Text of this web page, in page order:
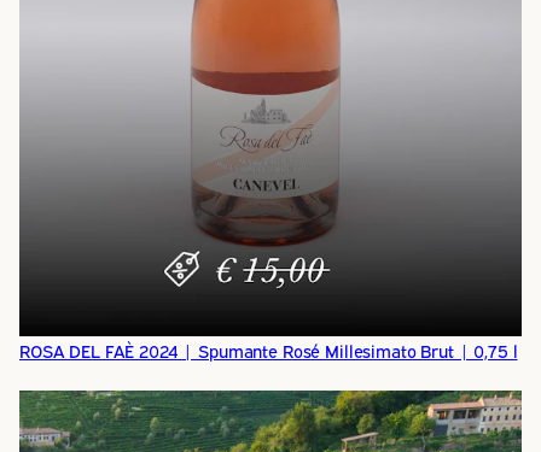
ROSA DEL FAÈ 2024 | Spumante Rosé Millesimato Brut | 0,75 l